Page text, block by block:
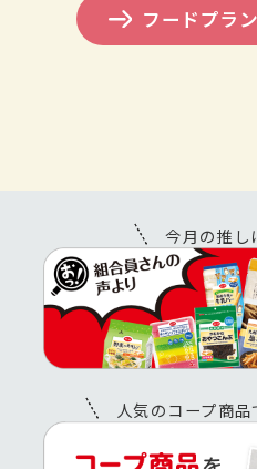
フードプラ
人気のコープ商品
今月の推し